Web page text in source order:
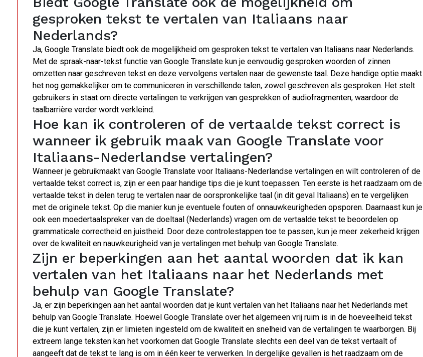
gesproken tekst te vertalen van Italiaans naar
Nederlands?
Ja, Google Translate biedt ook de mogelijkheid om gesproken tekst te vertalen van Italiaans naar Nederlands.
Met de spraak-naar-tekst functie van Google Translate kun je eenvoudig gesproken woorden of zinnen
omzetten naar geschreven tekst en deze vervolgens vertalen naar de gewenste taal. Deze handige optie maakt
het nog gemakkelijker om te communiceren in verschillende talen, zowel geschreven als gesproken. Het stelt
gebruikers in staat om directe vertalingen te verkrijgen van gesprekken of audiofragmenten, waardoor de
taalbarrière verder wordt verkleind.
Hoe kan ik controleren of de vertaalde tekst correct is
wanneer ik gebruik maak van Google Translate voor
Italiaans-Nederlandse vertalingen?
Wanneer je gebruikmaakt van Google Translate voor Italiaans-Nederlandse vertalingen en wilt controleren of de
vertaalde tekst correct is, zijn er een paar handige tips die je kunt toepassen. Ten eerste is het raadzaam om de
vertaalde tekst in delen terug te vertalen naar de oorspronkelijke taal (in dit geval Italiaans) en te vergelijken
met de originele tekst. Op die manier kun je eventuele fouten of onnauwkeurigheden opsporen. Daarnaast kun je
ook een moedertaalspreker van de doeltaal (Nederlands) vragen om de vertaalde tekst te beoordelen op
grammaticale correctheid en juistheid. Door deze controlestappen toe te passen, kun je meer zekerheid krijgen
over de kwaliteit en nauwkeurigheid van je vertalingen met behulp van Google Translate.
Zijn er beperkingen aan het aantal woorden dat ik kan
vertalen van het Italiaans naar het Nederlands met
behulp van Google Translate?
Ja, er zijn beperkingen aan het aantal woorden dat je kunt vertalen van het Italiaans naar het Nederlands met
behulp van Google Translate. Hoewel Google Translate over het algemeen vrij ruim is in de hoeveelheid tekst
die je kunt vertalen, zijn er limieten ingesteld om de kwaliteit en snelheid van de vertalingen te waarborgen. Bij
extreem lange teksten kan het voorkomen dat Google Translate slechts een deel van de tekst vertaalt of
aangeeft dat de tekst te lang is om in één keer te verwerken. In dergelijke gevallen is het raadzaam om de